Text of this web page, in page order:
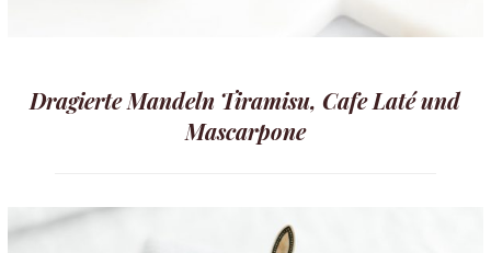
Dragierte Mandeln Tiramisu, Cafe Laté und
Mascarpone